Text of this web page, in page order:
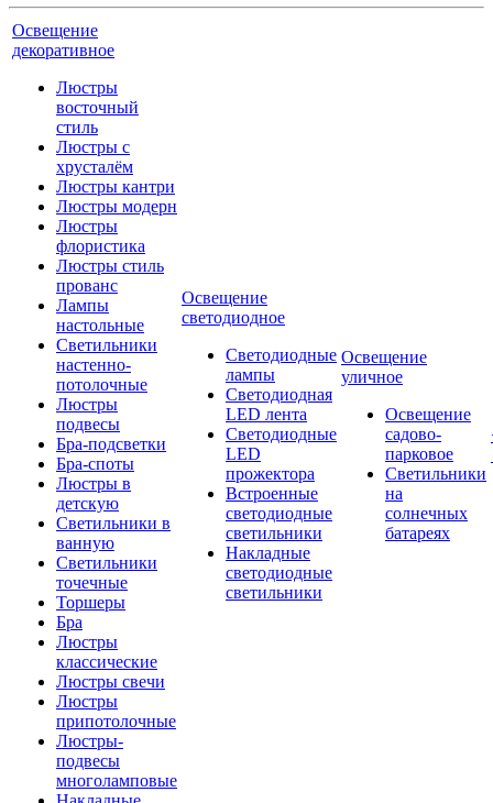
Освещение
декоративное
Люстры
восточный
стиль
Люстры с
хрусталём
Люстры кантри
Люстры модерн
Люстры
флористика
Люстры стиль
прованс
Лампы
настольные
Светильники
настенно-
потолочные
Люстры
подвесы
Бра-подсветки
Бра-споты
Люстры в
детскую
Светильники в
ванную
Светильники
точечные
Торшеры
Бра
Люстры
классические
Люстры свечи
Люстры
припотолочные
Люстры-
подвесы
многоламповые
Освещение
светодиодное
Светодиодные
лампы
Светодиодная
LED лента
Светодиодные
LED
прожектора
Встроенные
светодиодные
светильники
Накладные
светодиодные
светильники
Освещение
уличное
Освещение
садово-
парковое
Светильники
на
солнечных
батареях